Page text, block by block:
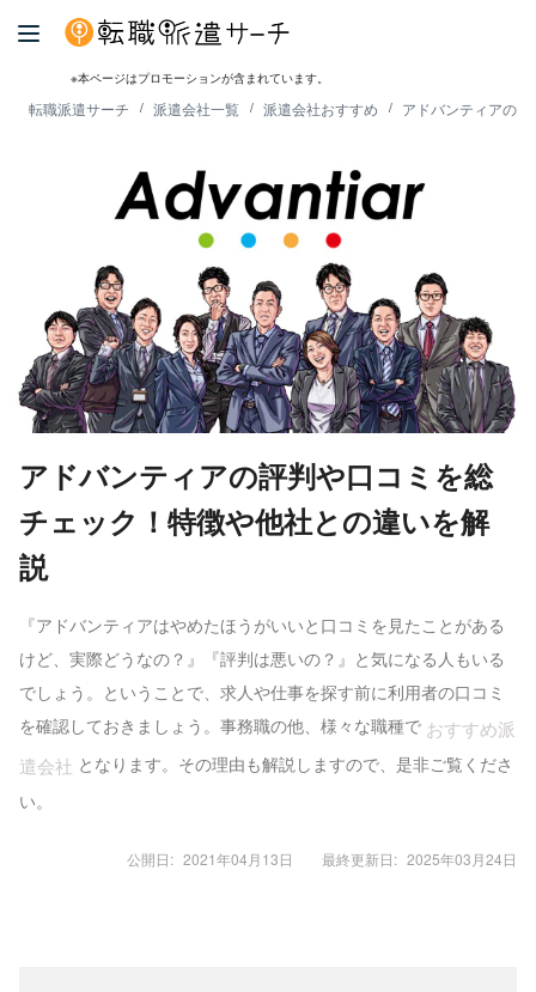
※本ページはプロモーションが含まれています。
転職派遣サーチ 派遣会社一覧 派遣会社おすすめ アドバンティアの
アドバンティアの評判や口コミを総
チェック！特徴や他社との違いを解
説
『アドバンティアはやめたほうがいいと口コミを見たことがある
けど、実際どうなの？』『評判は悪いの？』と気になる人もいる
でしょう。ということで、求人や仕事を探す前に利用者の口コミ
を確認しておきましょう。事務職の他、様々な職種で おすすめ派
遣会社 となります。その理由も解説しますので、是非ご覧くださ
い。
公開日: 2021年04月13日 最終更新日: 2025年03月24日